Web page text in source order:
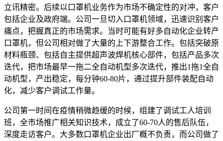
立讯精密。后续以口罩机业务作为市场不确定性的对冲，客户
包括企业及政府端。公司一旦切入口罩机领域，迅速识别客户
痛点，把握真正的市场需求。当时可能有好多自动化企业转产
口罩机，但公司相对做了大量的上下游整合工作。包括突破原
材料瓶颈、包括自主提供超声波焊机核心部件，包括产品多次
迭代，把市场最早一拖二全自动机型多次迭代，推出1拖1全自
动机型，产出稳定，每分钟60-80片，通过提升部件装配自动
化，减少客户调试工作量。
公司第一时间在疫情稍微趋缓的时候，组建了调试工人培训
班，全市场推广相关知识技术，成立了60-70人的售后队伍，
深度走访客户。大多数口罩机企业出厂概不负责，而公司做了